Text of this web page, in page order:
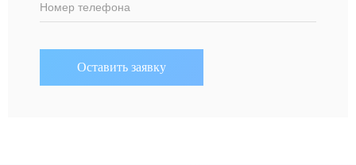
Номер телефона